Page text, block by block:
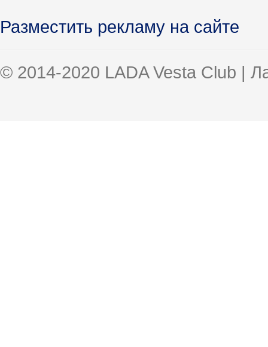
Разместить рекламу на сайте
© 2014-2020 LADA Vesta Club |